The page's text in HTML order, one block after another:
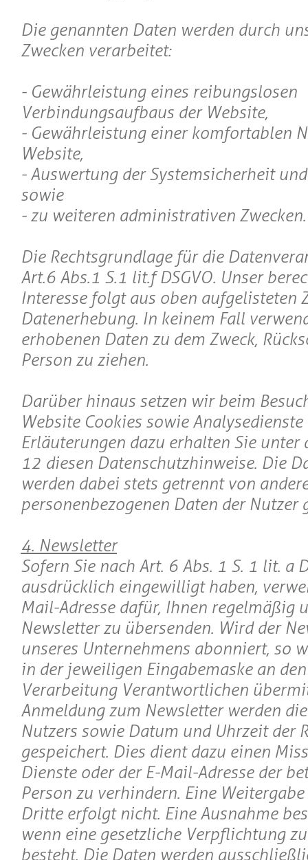
Die genannten Daten werden durch
Zwecken verarbeitet:
- Gewährleistung eines reibungslosen
Verbindungsaufbaus der Website,
- Gewährleistung einer komfortablen
Website,
- Auswertung der Systemsicherheit
sowie
- zu weiteren administrativen Zwecken.
Die Rechtsgrundlage für die
Art. 6 Abs. 1 S. 1 lit. f DSGVO. Unser
Interesse folgt aus oben aufgelisteten
Datenerhebung. In keinem Fall
erhobenen Daten zu dem Zweck,
Person zu ziehen.
Darüber hinaus setzen wir beim
Website Cookies sowie
Erläuterungen dazu erhalten Sie unter
12 diesen Datenschutzhinweise. Die
werden dabei stets getrennt von
personenbezogenen Daten der Nutzer
4. Newsletter
Sofern Sie nach Art. 6 Abs. 1 S. 1 lit. a
ausdrücklich eingewilligt haben,
Mail-Adresse dafür, Ihnen regelmäßig
Newsletter zu übersenden. Wird der
unseres Unternehmens abonniert, so
in der jeweiligen Eingabemaske an
Verarbeitung Verantwortlichen
Anmeldung zum Newsletter werden die
Nutzers sowie Datum und Uhrzeit der
gespeichert. Dies dient dazu einen
Dienste oder der E-Mail-Adresse der
Person zu verhindern. Eine
Dritte erfolgt nicht. Eine Ausnahme
wenn eine gesetzliche Verpflichtung
besteht. Die Daten werden